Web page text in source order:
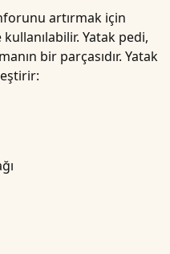
artırmak için
Yatak pedi,
bir parçasıdır. Yatak